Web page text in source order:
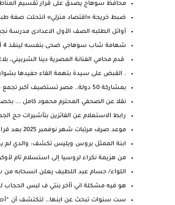
محافظ سوهاج يصدق على قرار تقسيم
ضبط خريجة «اقتصاد منزلي» انتحلت صفة
أوائل الطلبه الصف الأول الاعدادى مدرسة
شهامة شاب سوهاجي ضحى بنفسه لينقذ 4 أطفال قبل أن يم...
قدم محامي الفنانة المصرية دينا الشربيني،
. القبض على سيدة بتهمة القاء حفيدها
بمشاركة 50 دولة.. مصر تستضيف أكبر تجمع دفاعي في أف...
نقلا عن الصحفي المحترم محمود كامل ...
رابط الاستعلام عن الفائزين بتأشيرات حج
موعد صرف مرتبات شهر نوفمبر 2025 بعد قرار المالية
ابنة الممثل بروس ويليس تكشف: والدي لم
من هزيمة نكراء لروسيا إلى استسلام تام
اللواء/ حسام عبد اللطيف يعلن انسحابه من
هو فيه مشكلة اني أأخر بنتي ف لبس الحجاب
ست سنوات تبحث عن ابنها… لتكتشف أن